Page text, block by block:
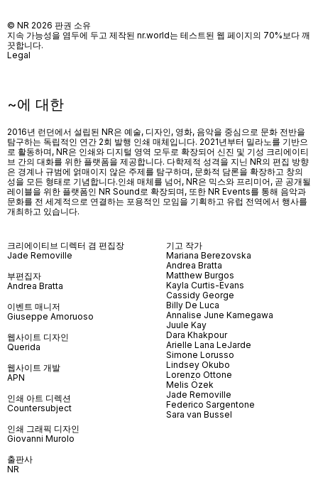
~에 대한
2016년 런던에서 설립된 NR은 예술, 디자인, 영화, 음악을 중심으로 문화 전반을
탐구하는 독립적인 연간 2회 발행 인쇄 매체입니다. 2021년부터 밀라노를 기반으
로 활동하며, NR은 인쇄와 디지털 영역 모두로 확장되어 신진 및 기성 크리에이티
브 간의 대화를 위한 플랫폼을 제공합니다. 다학제적 성격을 지닌 NR의 편집 방향
은 경계나 규범에 얽매이지 않은 주제를 탐구하며, 문화적 담론을 확장하고 창의
성을 모든 형태로 기념합니다.인쇄 매체를 넘어, NR은 믹스와 프리미어, 곧 공개될
레이블을 위한 플랫폼인 NR Sound로 확장되며, 또한 NR Events를 통해 음악과
문화를 전 세계적으로 연결하는 포용적인 모임을 기획하고 유럽 전역에서 행사를
개최하고 있습니다.
크리에이티브 디렉터 겸 편집장
Jade Removille
부편집자
Andrea Bratta
이벤트 매니저
Giuseppe Amoruoso
웹사이트 디자인
Querida
웹사이트 개발
APN
인쇄 아트 디렉션
Countersubject
인쇄 그래픽 디자인
Giovanni Murolo
출판사
NR
기고 작가
Mariana Berezovska
Andrea Bratta
Matthew Burgos
Kayla Curtis-Evans
Cassidy George
Billy De Luca
Annalise June Kamegawa
Juule Kay
Dara Khakpour
Arielle Lana LeJarde
Simone Lorusso
Lindsey Okubo
Lorenzo Ottone
Melis Özek
Jade Removille
Federico Sargentone
Sara van Bussel
© NR 2026 판권 소유
지속 가능성을 염두에 두고 제작된 nr.world는 테스트된 웹 페이지의 70%보다 깨
끗합니다.
Legal